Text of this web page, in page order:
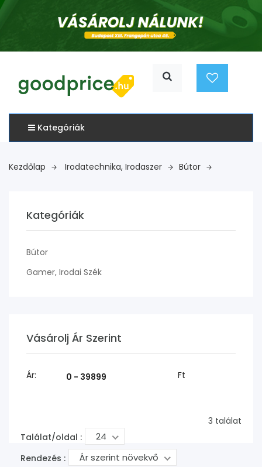
Kategóriák
Kezdőlap Irodatechnika, Irodaszer Bútor
Kategóriák
Bútor
Gamer, Irodai Szék
Vásárolj Ár Szerint
Ár: Ft
3 találat
Találat/oldal :
24
Rendezés : Ár szerint növekvő